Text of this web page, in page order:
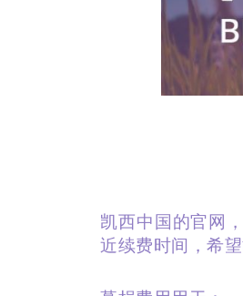
凯西中国的官网
近续费时间，希